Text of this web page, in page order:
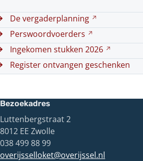
Devergaderplanning
naar
een
andere
website)
Perswoordvoerders
naar
een
andere
Ingekomen stukken 2026
naar
een
website)
Register ontvangen geschenken
Bezoekadres
Luttenbergstraat 2
8012 EE Zwolle
038 499 88 99
overijsselloket@overijssel.nl